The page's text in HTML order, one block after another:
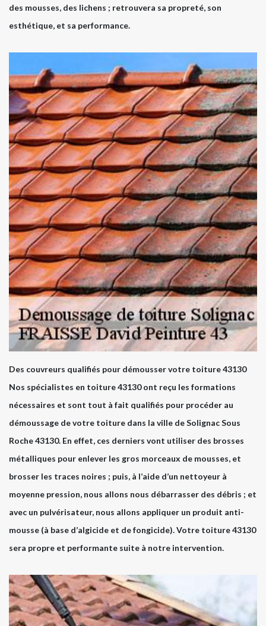
des mousses, des lichens ; retrouvera sa propreté, son
esthétique, et sa performance.
Des couvreurs qualifiés pour démousser votre toiture 43130
Nos spécialistes en toiture 43130 ont reçu les formations
nécessaires et sont tout à fait qualifiés pour procéder au
démoussage de votre toiture dans la ville de Solignac Sous
Roche 43130. En effet, ces derniers vont utiliser des brosses
métalliques pour enlever les gros morceaux de mousses, et
brosser les traces noires ; puis, à l’aide d’un nettoyeur à
moyenne pression, nous allons nous débarrasser des débris ; et
avec un pulvérisateur, nous allons appliquer un produit anti-
mousse (à base d’algicide et de fongicide). Votre toiture 43130
sera propre et performante suite à notre intervention.